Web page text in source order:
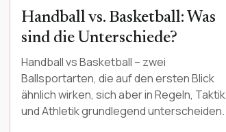
Handball vs. Basketball: Was
sind die Unterschiede?
Handball vs Basketball – zwei
Ballsportarten, die auf den ersten Blick
ähnlich wirken, sich aber in Regeln, Taktik
und Athletik grundlegend unterscheiden.